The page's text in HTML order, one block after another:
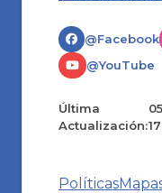
@Facebook
@YouTube
Última
Actualización:
Políticas